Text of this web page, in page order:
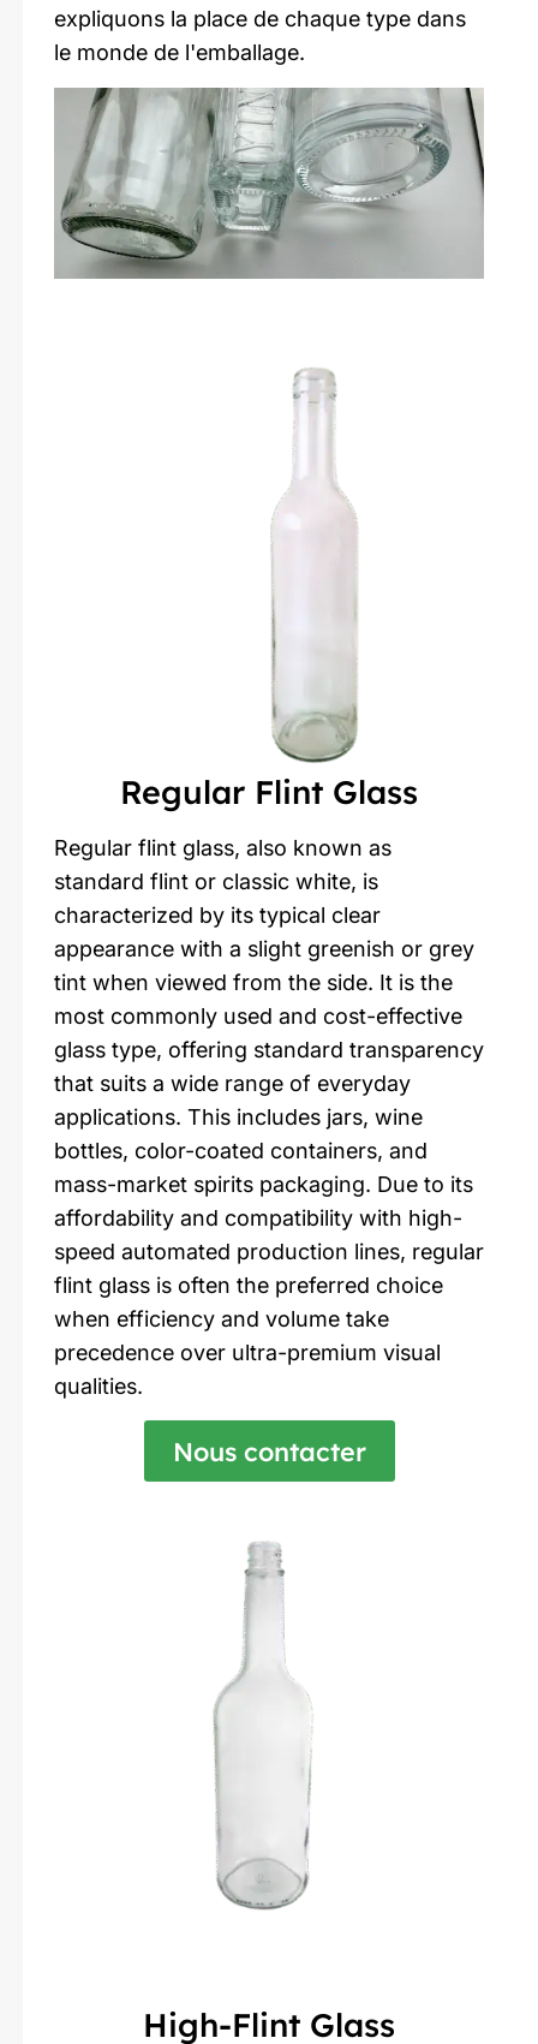
expliquons la place de chaque type dans
le monde de l'emballage.
Regular Flint Glass
Regular flint glass, also known as
standard flint or classic white, is
characterized by its typical clear
appearance with a slight greenish or grey
tint when viewed from the side. It is the
most commonly used and cost-effective
glass type, offering standard transparency
that suits a wide range of everyday
applications. This includes jars, wine
bottles, color-coated containers, and
mass-market spirits packaging. Due to its
affordability and compatibility with high-
speed automated production lines, regular
flint glass is often the preferred choice
when efficiency and volume take
precedence over ultra-premium visual
qualities.
Nous contacter
High-Flint Glass